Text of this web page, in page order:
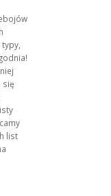
się
list